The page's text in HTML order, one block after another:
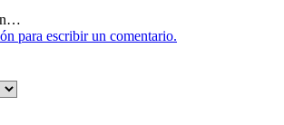
para escribir un comentario.